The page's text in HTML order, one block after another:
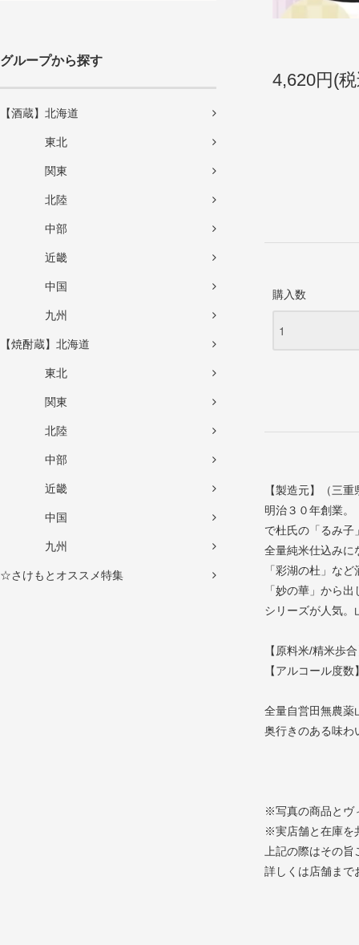
グループから探す
【酒蔵】北海道
東北
関東
北陸
中部
近畿
中国
九州
【焼酎蔵】北海道
東北
関東
北陸
中部
近畿
中国
九州
☆さけもとオススメ特集
4,620円(
購入数
【製造元】（三
明治３０年創業。
で杜氏の「るみ子
全量純米仕込みに
「彩湖の杜」な
「妙の華」から
シリーズが人気。
【原料米/精米歩
【アルコール度数
全量自営田無農薬
奥行きのある味わ
※写真の商品とヴ
※実店舗と在庫を
上記の際はその旨
詳しくは店舗まで